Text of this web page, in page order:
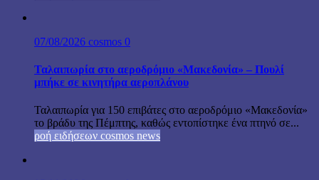
07/08/2026 cosmos 0
Ταλαιπωρία στο αεροδρόμιο «Μακεδονία» – Πουλί
μπήκε σε κινητήρα αεροπλάνου
Ταλαιπωρία για 150 επιβάτες στο αεροδρόμιο «Μακεδονία»
το βράδυ της Πέμπτης, καθώς εντοπίστηκε ένα πτηνό σε...
ροή ειδήσεων cosmos news